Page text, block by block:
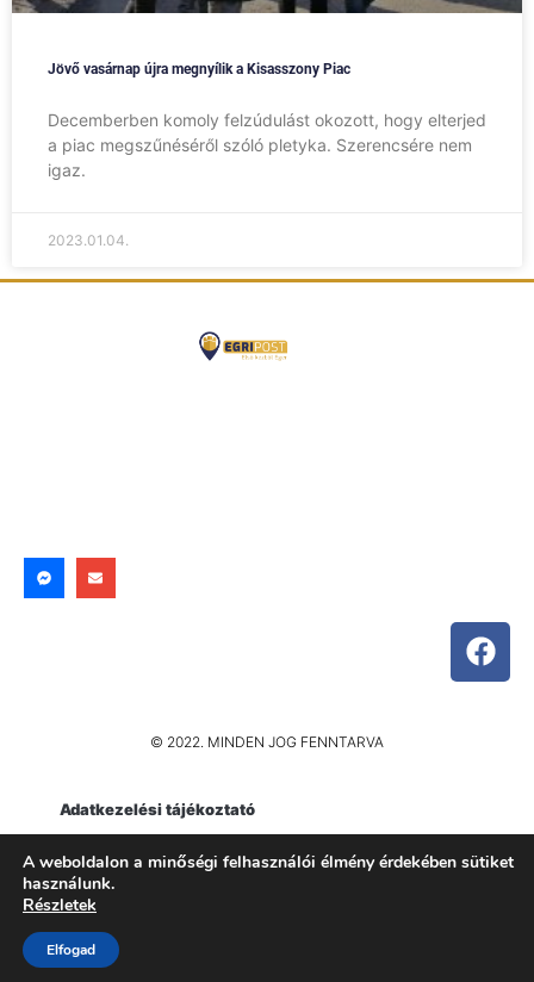
Jövő vasárnap újra megnyílik a Kisasszony Piac
Decemberben komoly felzúdulást okozott, hogy elterjed
a piac megszűnéséről szóló pletyka. Szerencsére nem
igaz.
2023.01.04.
© 2022. MINDEN JOG FENNTARVA
Adatkezelési tájékoztató
Impresszum
A weboldalon a minőségi felhasználói élmény érdekében sütiket
használunk.
Részletek
Elfogad